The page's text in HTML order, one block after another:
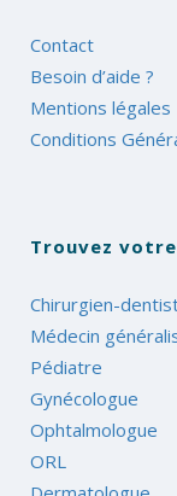
Contact
Besoin d’aide ?
Mentions légales
Conditions
Trouvez
Chirurgien-
Médecin
Pédiatre
Gynécologue
Ophtalmologue
ORL